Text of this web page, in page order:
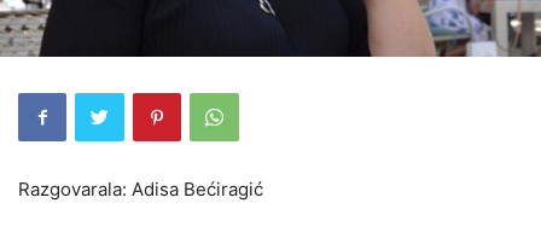
Razgovarala: Adisa Bećiragić